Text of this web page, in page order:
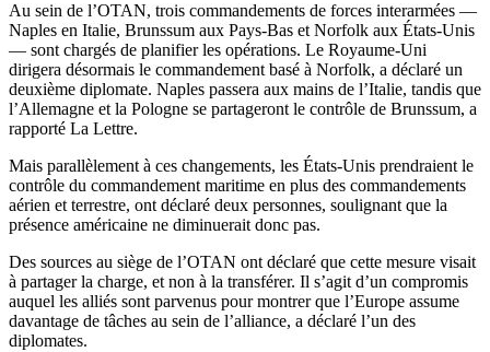
Au sein de l’OTAN, trois commandements de forces interarmées —
Naples en Italie, Brunssum aux Pays-Bas et Norfolk aux États-Unis
— sont chargés de planifier les opérations. Le Royaume-Uni
dirigera désormais le commandement basé à Norfolk, a déclaré un
deuxième diplomate. Naples passera aux mains de l’Italie, tandis que
l’Allemagne et la Pologne se partageront le contrôle de Brunssum, a
rapporté La Lettre.
Mais parallèlement à ces changements, les États-Unis prendraient le
contrôle du commandement maritime en plus des commandements
aérien et terrestre, ont déclaré deux personnes, soulignant que la
présence américaine ne diminuerait donc pas.
Des sources au siège de l’OTAN ont déclaré que cette mesure visait
à partager la charge, et non à la transférer. Il s’agit d’un compromis
auquel les alliés sont parvenus pour montrer que l’Europe assume
davantage de tâches au sein de l’alliance, a déclaré l’un des
diplomates.